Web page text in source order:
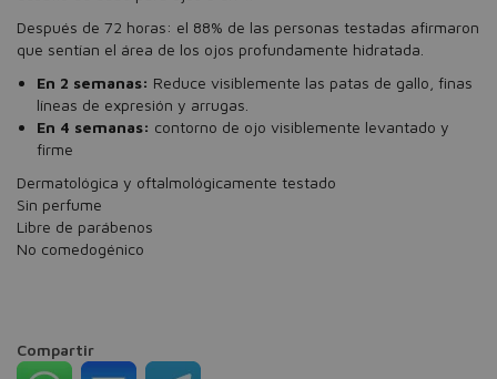
Después de 72 horas: el 88% de las personas testadas afirmaron
que sentían el área de los ojos profundamente hidratada.
En 2 semanas: Reduce visiblemente las patas de gallo, finas
líneas de expresión y arrugas.
En 4 semanas: contorno de ojo visiblemente levantado y
firme
Dermatológica y oftalmológicamente testado
Sin perfume
Libre de parábenos
No comedogénico
Compartir